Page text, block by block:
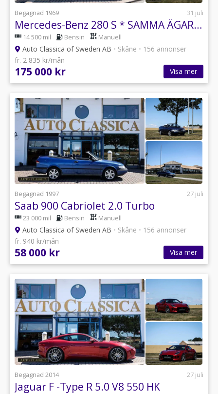
Begagnad 1969 31 juli
Mercedes-Benz 280 S * SAMMA ÄGARE I 43 ÅR *
14 500 mil Bensin Manuell
Auto Classica of Sweden AB • Skåne • 156 annonser
fr. 2 835 kr/mån
175 000 kr Visa mer
Begagnad 1997 27 juli
Saab 900 Cabriolet 2.0 Turbo
23 000 mil Bensin Manuell
Auto Classica of Sweden AB • Skåne • 156 annonser
fr. 940 kr/mån
58 000 kr Visa mer
Begagnad 2014 27 juli
Jaguar F -Type R 5.0 V8 550 HK